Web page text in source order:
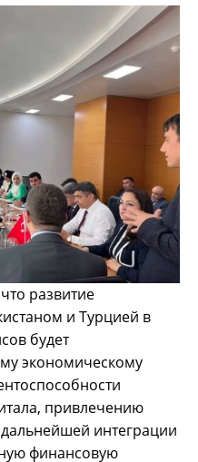
развитие
и Турцией в
будет
экономическому
привлечению
интеграции
финансовую